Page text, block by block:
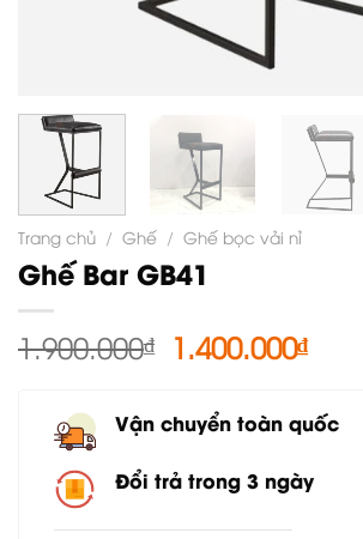
Trang chủ / Ghế / Ghế bọc vải nỉ
Ghế Bar GB41
1.900.000₫ Giá
gốc
1.900.000₫.
1.400.000₫Giá
là:
Vận chuyển toàn quốc
Đổi trả trong 3 ngày